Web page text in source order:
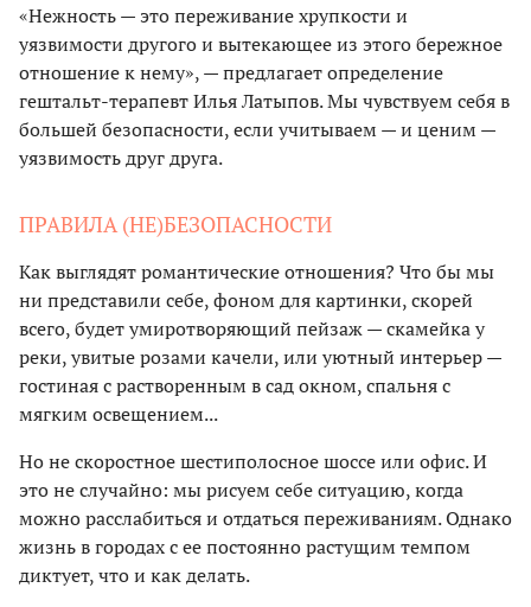
«Нежность — это переживание хрупкости и
уязвимости другого и вытекающее из этого бережное
отношение к нему», — предлагает определение
гештальт-терапевт Илья Латыпов. Мы чувствуем себя в
большей безопасности, если учитываем — и ценим —
уязвимость друг друга.
ПРАВИЛА (НЕ)БЕЗОПАСНОСТИ
Как выглядят романтические отношения? Что бы мы
ни представили себе, фоном для картинки, скорей
всего, будет умиротворяющий пейзаж — скамейка у
реки, увитые розами качели, или уютный интерьер —
гостиная с растворенным в сад окном, спальня с
мягким освещением...
Но не скоростное шестиполосное шоссе или офис. И
это не случайно: мы рисуем себе ситуацию, когда
можно расслабиться и отдаться переживаниям. Однако
жизнь в городах с ее постоянно растущим темпом
диктует, что и как делать.